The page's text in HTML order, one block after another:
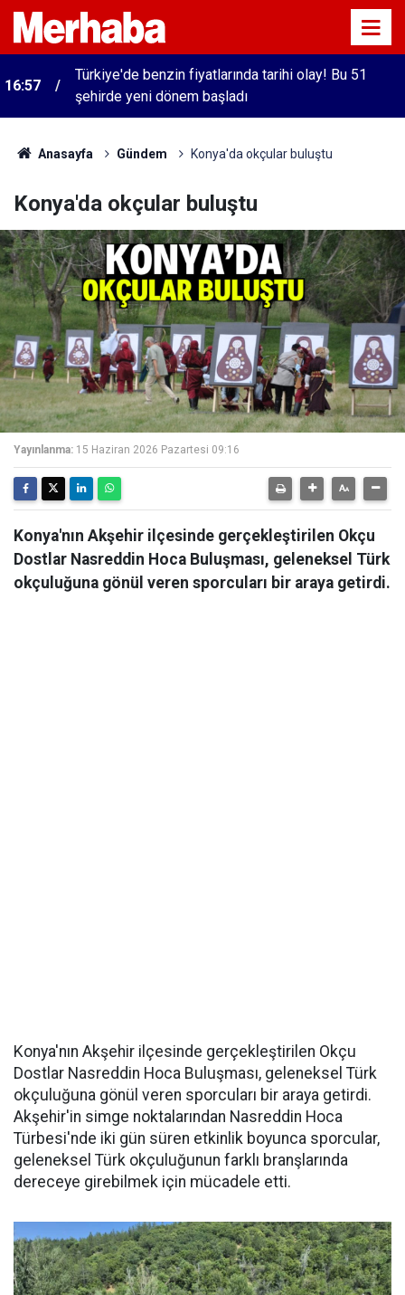
16:57
Türkiye'de benzin fiyatlarında tarihi olay! Bu 51
şehirde yeni dönem başladı
Anasayfa Gündem Konya'da okçular buluştu
Konya'da okçular buluştu
Yayınlanma: 15 Haziran 2026 Pazartesi 09:16
Konya'nın Akşehir ilçesinde gerçekleştirilen Okçu
Dostlar Nasreddin Hoca Buluşması, geleneksel Türk
okçuluğuna gönül veren sporcuları bir araya getirdi.
Konya'nın Akşehir ilçesinde gerçekleştirilen Okçu
Dostlar Nasreddin Hoca Buluşması, geleneksel Türk
okçuluğuna gönül veren sporcuları bir araya getirdi.
Akşehir'in simge noktalarından Nasreddin Hoca
Türbesi'nde iki gün süren etkinlik boyunca sporcular,
geleneksel Türk okçuluğunun farklı branşlarında
dereceye girebilmek için mücadele etti.